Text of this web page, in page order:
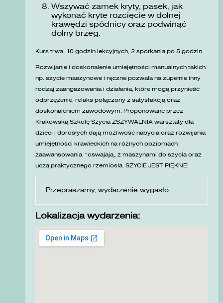
Wszywać zamek kryty, pasek, jak
wykonać kryte rozcięcie w dolnej
krawędzi spódnicy oraz podwinąć
dolny brzeg.
Kurs trwa 10 godzin lekcyjnych, 2 spotkania po 5 godzin.
Rozwijanie i doskonalenie umiejętności manualnych takich
np. szycie maszynowe i ręczne pozwala na zupełnie inny
rodzaj zaangażowania i działania, które mogą przynieść
odprzężenie, relaks połączony z satysfakcją oraz
doskonaleniem zawodowym. Proponowane przez
Krakowską Szkolę Szycia ZSZYWALNIA warsztaty dla
dzieci i dorosłych dają możliwość nabycia oraz rozwijania
umiejętności krawieckich na różnych poziomach
zaawansowania, „oswajają” z maszynami do szycia oraz
uczą praktycznego rzemiosła. SZYCIE JEST PIĘKNE!
Przepraszamy, wydarzenie wygasło
Lokalizacja wydarzenia: